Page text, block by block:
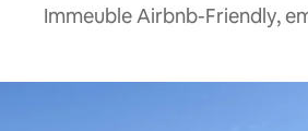
Immeuble Airbnb-Friendly,